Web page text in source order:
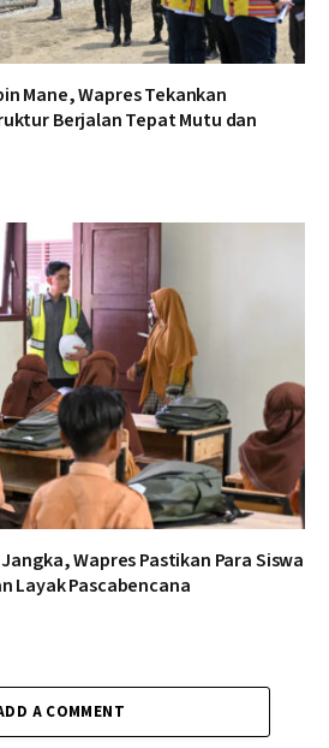
Mane, Wapres Tekankan
Berjalan Tepat Mutu dan
Wapres Pastikan Para Siswa
Layak Pascabencana
A COMMENT